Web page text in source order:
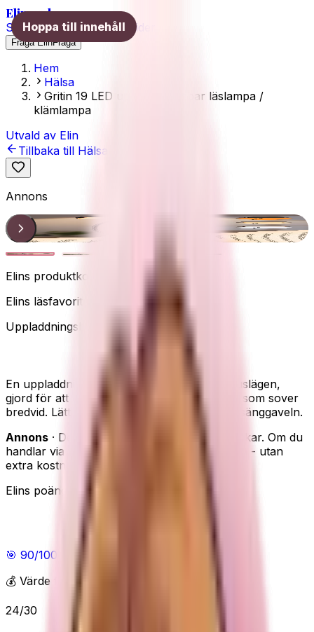
Hoppa till innehåll
Elins val
SkönhetHälsa TräningGuider
Fråga ElinFråga
Hem
Hälsa
Gritin 19 LED uppladdningsbar läslampa /
klämlampa
Utvald av Elin
Tillbaka till Hälsa
Annons
Gritin klämlampa
1/ 4
Elins produktkoll
Elins läsfavorit
Uppladdningsbar
Flera ljuslägen Klämbar
Gritin 19 LED – klämlampa för sängläsning
En uppladdningsbar klämlampa med flera ljuslägen,
gjord för att läsa i sängen utan att störa den som sover
bredvid. Lätt att klämma fast på boken eller sänggaveln.
Annons · Den här sidan innehåller reklamlänkar. Om du
handlar via våra länkar kan vi få en provision - utan
extra kostnad för dig.
Elins poäng
Elins poäng
🎯 90/100
💰 Värde för pengarna
24/30